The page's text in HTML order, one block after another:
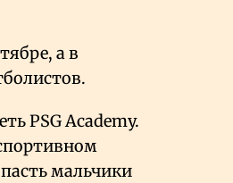
а в
PSG Academy.
мальчики